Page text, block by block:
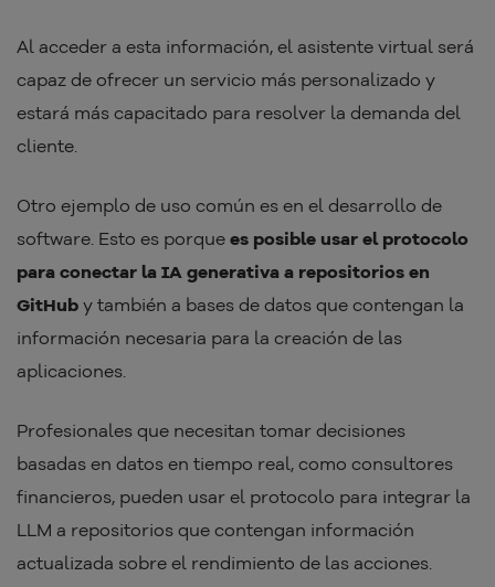
Al acceder a esta información, el asistente virtual será
capaz de ofrecer un servicio más personalizado y
estará más capacitado para resolver la demanda del
cliente.
Otro ejemplo de uso común es en el desarrollo de
software. Esto es porque es posible usar el protocolo
para conectar la IA generativa a repositorios en
GitHub y también a bases de datos que contengan la
información necesaria para la creación de las
aplicaciones.
Profesionales que necesitan tomar decisiones
basadas en datos en tiempo real, como consultores
financieros, pueden usar el protocolo para integrar la
LLM a repositorios que contengan información
actualizada sobre el rendimiento de las acciones.